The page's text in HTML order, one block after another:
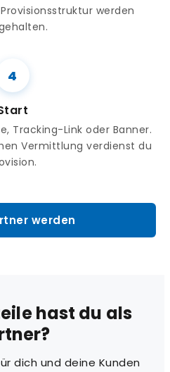
werden
Tracking-Link oder Banner.
Vermittlung verdienst du
werden
hast du als
dich und deine Kunden